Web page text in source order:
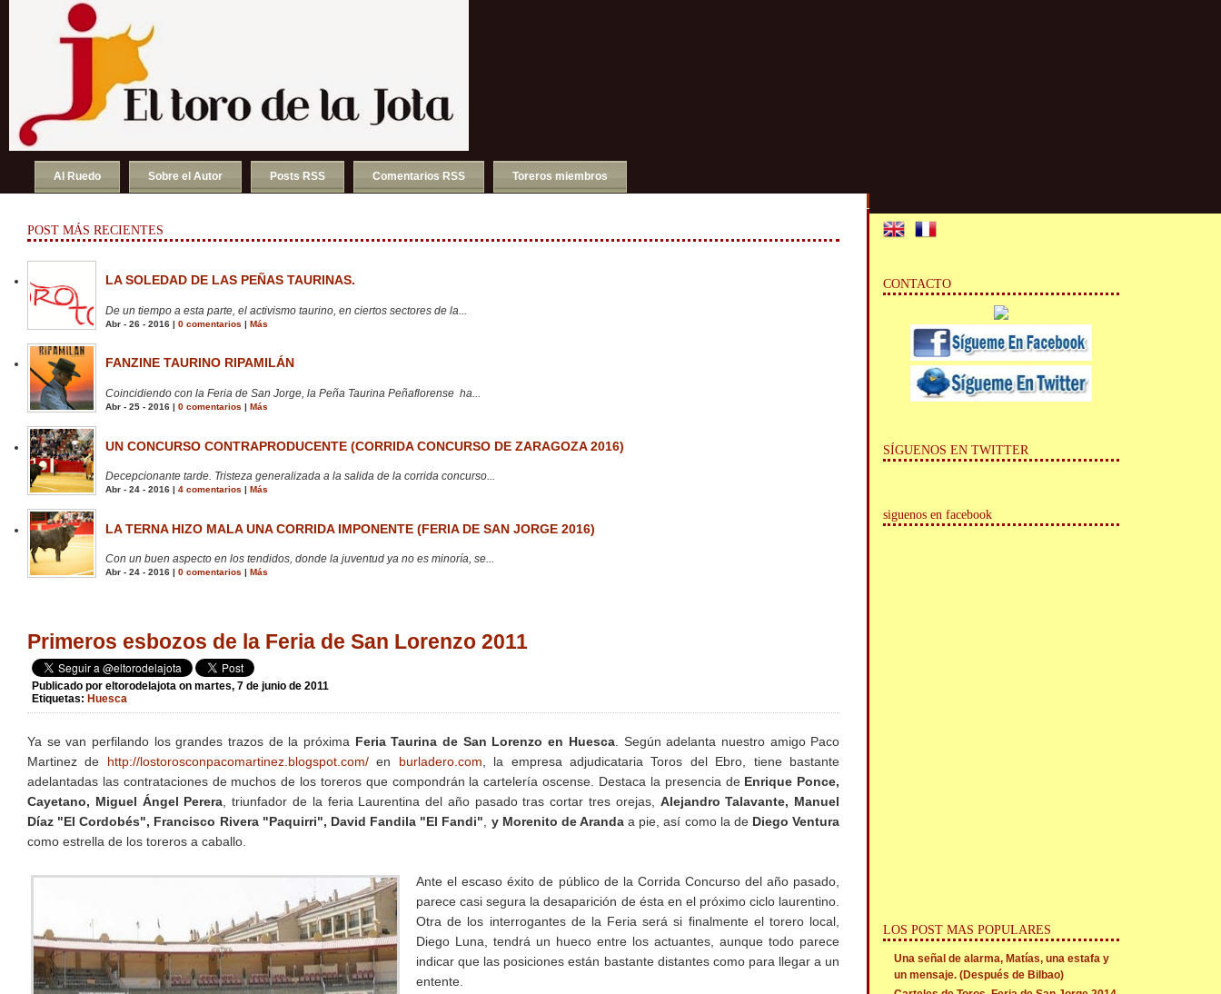
Al Ruedo Sobre el Autor Posts RSS Comentarios RSS Toreros miembros
POST MÁS RECIENTES
LA SOLEDAD DE LAS PEÑAS TAURINAS.
De un tiempo a esta parte, el activismo taurino, en ciertos sectores de la...
Abr - 26 - 2016 | 0 comentarios | Más
FANZINE TAURINO RIPAMILÁN
Coincidiendo con la Feria de San Jorge, la Peña Taurina Peñaflorense ha...
Abr - 25 - 2016 | 0 comentarios | Más
UN CONCURSO CONTRAPRODUCENTE (CORRIDA CONCURSO DE ZARAGOZA 2016)
Decepcionante tarde. Tristeza generalizada a la salida de la corrida concurso...
Abr - 24 - 2016 | 4 comentarios | Más
LA TERNA HIZO MALA UNA CORRIDA IMPONENTE (FERIA DE SAN JORGE 2016)
Con un buen aspecto en los tendidos, donde la juventud ya no es minoría, se...
Abr - 24 - 2016 | 0 comentarios Más
Primeros esbozos de la Feria de San Lorenzo 2011
Publicado por eltorodelajota on martes, 7 de junio de 2011
Etiquetas: Huesca
Ya se van perfilando los grandes trazos de la próxima Feria Taurina de San Lorenzo en Huesca. Según adelanta nuestro amigo Paco
Martinez de http://lostorosconpacomartinez.blogspot.com/en burladero.com , la empresa adjudicataria Toros del Ebro, tiene bastante
adelantadas las contrataciones de muchos de los toreros que compondrán la cartelería oscense. Destaca la presencia de Enrique Ponce,
Cayetano, Miguel Ángel Perera , triunfador de la feria Laurentina del año pasado tras cortar tres orejas, Alejandro Talavante, Manuel
Díaz "El Cordobés", Francisco Rivera "Paquirri", David Fandila "El Fandi"
y Morenito de Arandaa pie , así como la de Diego Ventura
como estrella de los toreros a caballo.
Ante el escaso éxito de público de la Corrida Concurso del año pasado,
parece casi segura la desaparición de ésta en el próximo ciclo laurentino.
Otra de los interrogantes de la Feria será si finalmente el torero local,
Diego Luna, tendrá un hueco entre los actuantes, aunque todo parece
indicar que las posiciones están bastante distantes como para llegar a un
entente.
CONTACTO
SÍGUENOS EN TWITTER
siguenos en facebook
LOS POST MAS POPULARES
Una señal de alarma, Matías, una estafa y
un mensaje. (Después de Bilbao)